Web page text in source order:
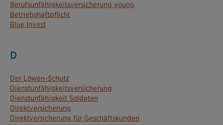
Berufsunfähigkeitsversicherung young
Betriebshaftpflicht
Blue Invest
D
Der Löwen-Schutz
Dienstunfähigkeitsversicherung
Dienstunfähigkeit Soldaten
Direktversicherung
Direktversicherung für Geschäftskunden